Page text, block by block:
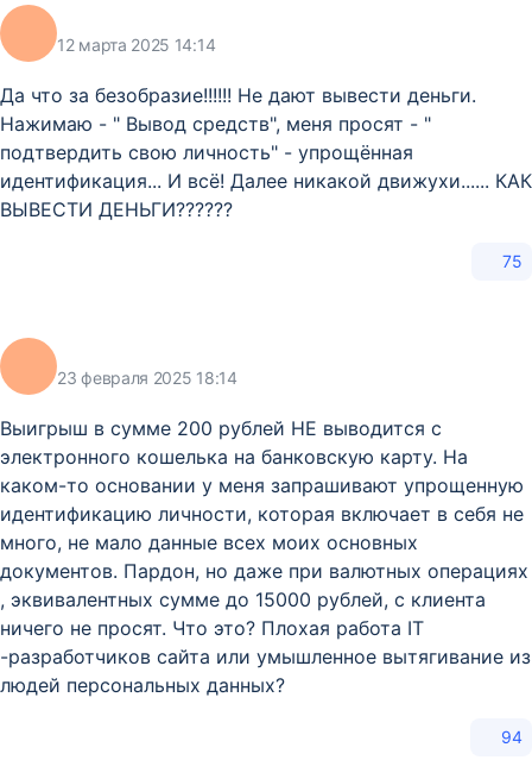
12 марта 2025 14:14
Да что за безобразие!!!!!! Не дают вывести деньги.
Нажимаю - " Вывод средств", меня просят - "
подтвердить свою личность" - упрощённая
идентификация... И всё! Далее никакой движухи...... КАК
ВЫВЕСТИ ДЕНЬГИ??????
75
23 февраля 2025 18:14
Выигрыш в сумме 200 рублей НЕ выводится с
электронного кошелька на банковскую карту. На
каком-то основании у меня запрашивают упрощенную
идентификацию личности, которая включает в себя не
много, не мало данные всех моих основных
документов. Пардон, но даже при валютных операциях
, эквивалентных сумме до 15000 рублей, с клиента
ничего не просят. Что это? Плохая работа IT
-разработчиков сайта или умышленное вытягивание из
людей персональных данных?
94